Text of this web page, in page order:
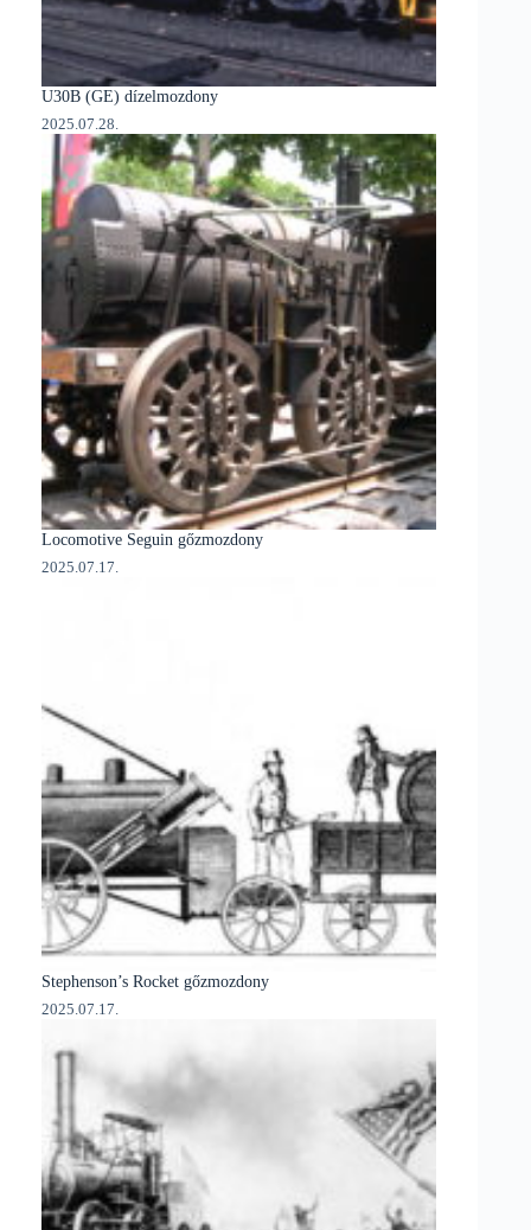
U30B (GE) dízelmozdony
2025.07.28.
Locomotive Seguin gőzmozdony
2025.07.17.
Stephenson’s Rocket gőzmozdony
2025.07.17.